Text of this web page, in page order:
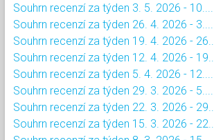
Souhrn recenzí za týden 3. 5. 2026 - 10....
Souhrn recenzí za týden 26. 4. 2026 - 3....
Souhrn recenzí za týden 19. 4. 2026 - 26....
Souhrn recenzí za týden 12. 4. 2026 - 19....
Souhrn recenzí za týden 5. 4. 2026 - 12....
Souhrn recenzí za týden 29. 3. 2026 - 5....
Souhrn recenzí za týden 22. 3. 2026 - 29....
Souhrn recenzí za týden 15. 3. 2026 - 22....